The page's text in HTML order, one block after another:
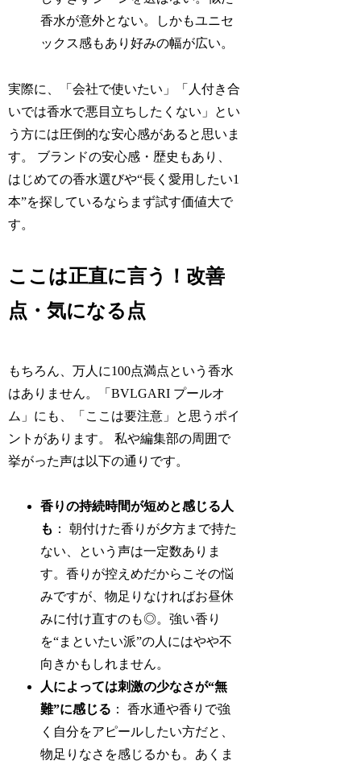
香水が意外とない。しかもユニセ
ックス感もあり好みの幅が広い。
実際に、「会社で使いたい」「人付き合
いでは香水で悪目立ちしたくない」とい
う方には圧倒的な安心感があると思いま
す。 ブランドの安心感・歴史もあり、
はじめての香水選びや“長く愛用したい1
本”を探しているならまず試す価値大で
す。
ここは正直に言う！改善
点・気になる点
もちろん、万人に100点満点という香水
はありません。「BVLGARI プールオ
ム」にも、「ここは要注意」と思うポイ
ントがあります。 私や編集部の周囲で
挙がった声は以下の通りです。
香りの持続時間が短めと感じる人
も ： 朝付けた香りが夕方まで持た
ない、という声は一定数ありま
す。香りが控えめだからこその悩
みですが、物足りなければお昼休
みに付け直すのも◎。強い香り
を“まといたい派”の人にはやや不
向きかもしれません。
人によっては刺激の少なさが“無
難”に感じる ： 香水通や香りで強
く自分をアピールしたい方だと、
物足りなさを感じるかも。あくま